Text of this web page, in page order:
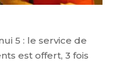
5 : le service de
est offert, 3 fois